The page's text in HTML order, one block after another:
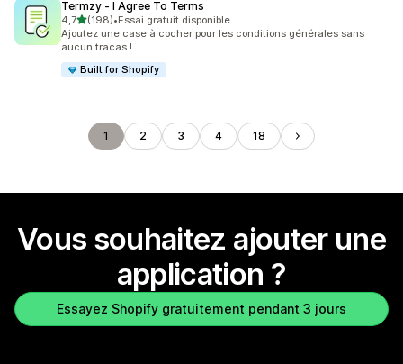
Termzy ‑ I Agree To Terms
4,7étoile(s) sur 5
(198)
198 avis au total
•Essai gratuit disponible
Ajoutez une case à cocher pour les conditions générales sans
aucun tracas !
Built for Shopify
1 2 3 4 18
Vous souhaitez ajouter une
application ?
Essayez Shopify gratuitement pendant 3 jours